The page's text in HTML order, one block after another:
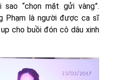
“chọn mặt gửi vàng”.
Phạm là người được ca sĩ
cho buồi đón cô dâu xinh